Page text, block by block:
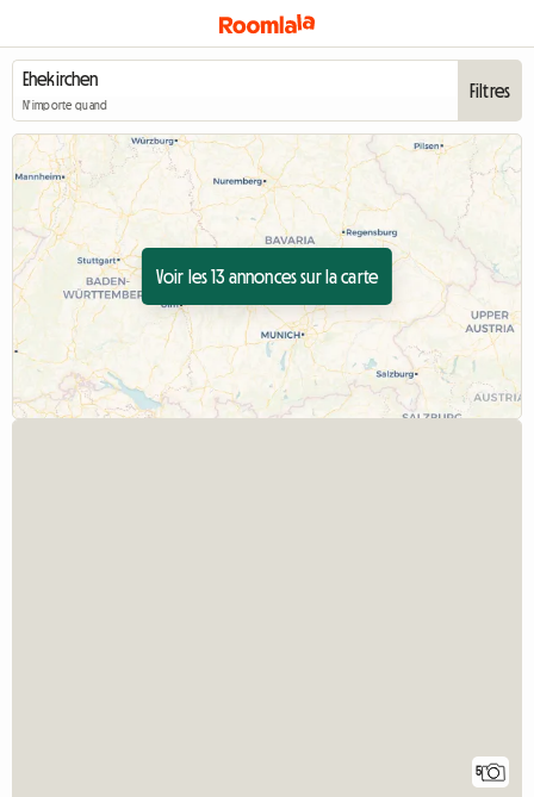
N'importe quand
Filtres
Voir les 13 annonces sur la carte
5